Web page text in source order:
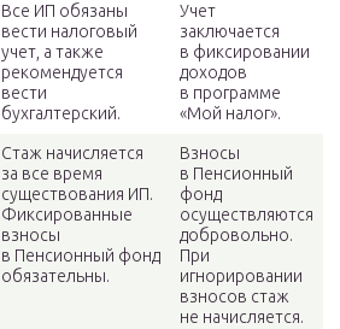
Все ИП обязаны
вести налоговый
учет, а также
рекомендуется
вести
бухгалтерский.
Учет
заключается
в фиксировании
доходов
в программе
«Мой налог».
Стаж начисляется
за все время
существования ИП.
Фиксированные
взносы
в Пенсионный фонд
обязательны.
Взносы
в Пенсионный
фонд
осуществляются
добровольно.
При
игнорировании
взносов стаж
не начисляется.